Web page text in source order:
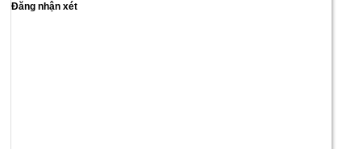
Đăng nhận xét